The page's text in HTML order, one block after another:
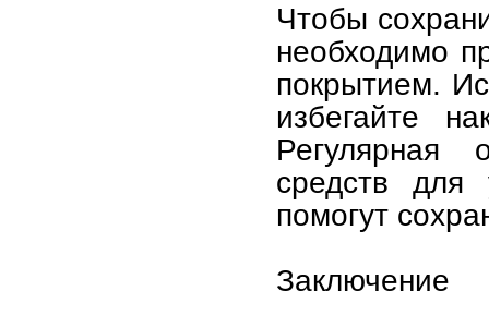
Чтобы
необходимо
покрытием.
избегайте
Регулярная
средств для
помогут
Заключение